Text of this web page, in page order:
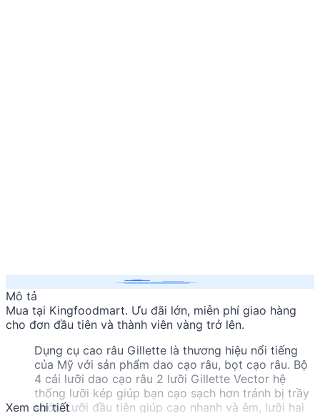
Mô tả
Mua tại Kingfoodmart. Ưu đãi lớn, miễn phí giao hàng
cho đơn đầu tiên và thành viên vàng trở lên.
Dụng cụ cao râu Gillette là thương hiệu nổi tiếng
của Mỹ với sản phẩm dao cạo râu, bọt cạo râu. Bộ
4 cái lưỡi dao cạo râu 2 lưỡi Gillette Vector hệ
thống lưỡi kép giúp bạn cạo sạch hơn tránh bị trầy
sướt. Lưỡi đầu tiên giúp cạo nhanh và êm, lưỡi hai
Xem chi tiết